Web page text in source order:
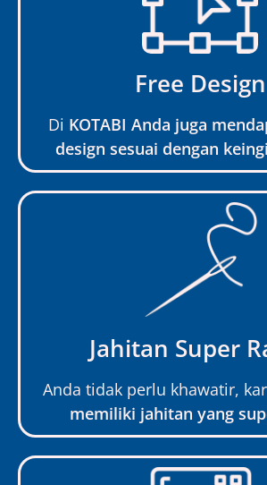
Free Design
Di KOTABI Anda juga
design sesuai dengan
Jahitan Super
Anda tidak perlu khawatir,
memiliki jahitan yang